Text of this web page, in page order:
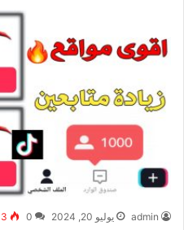
admin يوليو 20, 2024 0